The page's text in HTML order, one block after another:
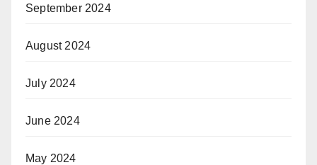
September 2024
August 2024
July 2024
June 2024
May 2024